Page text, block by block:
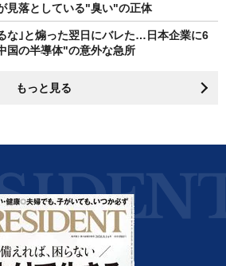
見落としている"臭い"の正体
な｣と煽った翌日にバレた…日本企業に6
国の半導体"の意外な急所
もっと見る